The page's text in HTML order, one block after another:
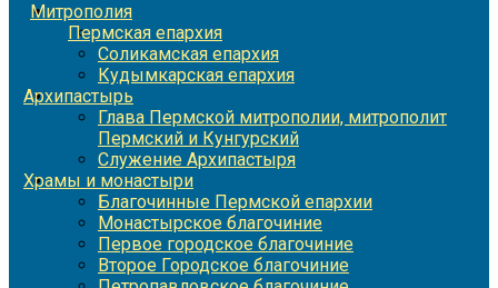
Митрополия
Пермская епархия
Соликамская епархия
Кудымкарская епархия
Архипастырь
Глава Пермской митрополии, митрополит
Пермский и Кунгурский
Служение Архипастыря
Храмы и монастыри
Благочинные Пермской епархии
Монастырское благочиние
Первое городское благочиние
Второе Городское благочиние